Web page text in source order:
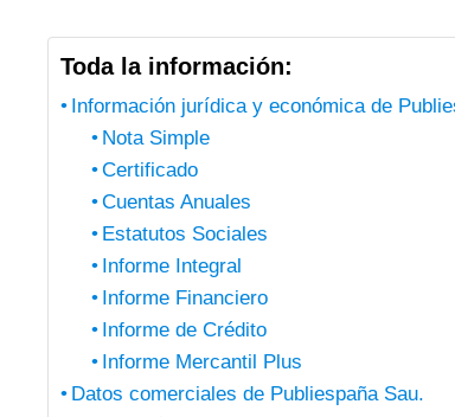
Toda la información:
Información jurídica y económica de
Nota Simple
Certificado
Cuentas Anuales
Estatutos Sociales
Informe Integral
Informe Financiero
Informe de Crédito
Informe Mercantil Plus
Datos comerciales de Publiespaña Sau.